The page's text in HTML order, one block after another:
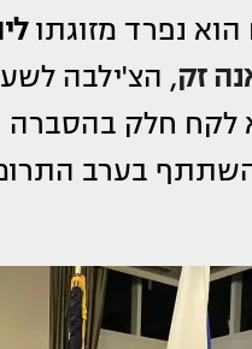
נפרד מזוגתו
זק, הצ'ילבה
לקח חלק בהסברה
בערב